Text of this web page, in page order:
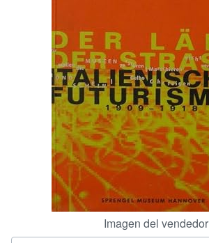
Comenzar a vender
CERRAR
Imagen del vendedor